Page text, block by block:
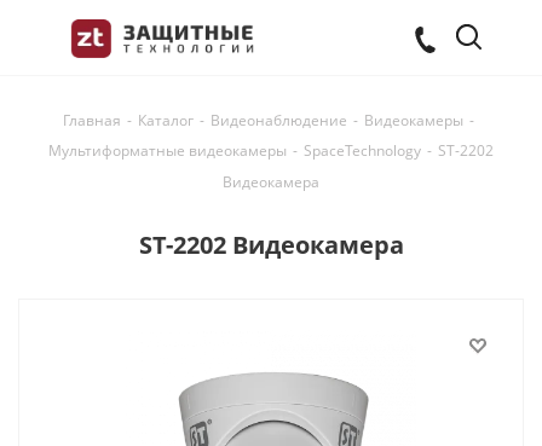
Главная - Каталог - Видеонаблюдение - Видеокамеры -
Мультиформатные видеокамеры - SpaceTechnology - ST-2202
Видеокамера
ST-2202 Видеокамера